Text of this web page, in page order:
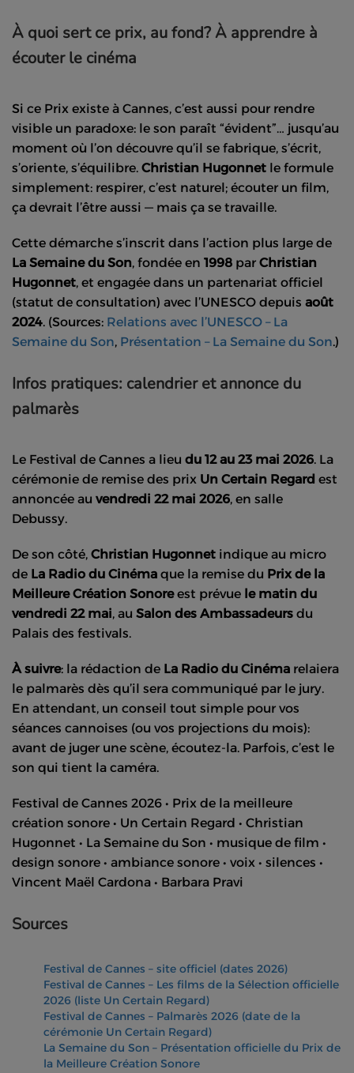
À quoi sert ce prix, au fond? À apprendre à
écouter le cinéma
Si ce Prix existe à Cannes, c’est aussi pour rendre
visible un paradoxe: le son paraît “évident”… jusqu’au
moment où l’on découvre qu’il se fabrique, s’écrit,
s’oriente, s’équilibre. Christian Hugonnet le formule
simplement: respirer, c’est naturel; écouter un film,
ça devrait l’être aussi — mais ça se travaille.
Cette démarche s’inscrit dans l’action plus large de
La Semaine du Son, fondée en 1998 par Christian
Hugonnet, et engagée dans un partenariat officiel
(statut de consultation) avec l’UNESCO depuis août
2024. (Sources: Relations avec l’UNESCO – La
Semaine du Son, Présentation – La Semaine du Son.)
Infos pratiques: calendrier et annonce du
palmarès
Le Festival de Cannes a lieu du 12 au 23 mai 2026. La
cérémonie de remise des prix Un Certain Regard est
annoncée au vendredi 22 mai 2026, en salle
Debussy.
De son côté, Christian Hugonnet indique au micro
de La Radio du Cinéma que la remise du Prix de la
Meilleure Création Sonoreest prévue le matin du
vendredi 22 mai, au Salon des Ambassadeurs du
Palais des festivals.
À suivre: la rédaction de La Radio du Cinéma relaiera
le palmarès dès qu’il sera communiqué par le jury.
En attendant, un conseil tout simple pour vos
séances cannoises (ou vos projections du mois):
avant de juger une scène, écoutez-la. Parfois, c’est le
son qui tient la caméra.
Festival de Cannes 2026 • Prix de la meilleure
création sonore • Un Certain Regard • Christian
Hugonnet • La Semaine du Son • musique de film •
design sonore • ambiance sonore • voix • silences •
Vincent Maël Cardona • Barbara Pravi
Sources
Festival de Cannes – site officiel (dates 2026)
Festival de Cannes – Les films de la Sélection officielle
2026 (liste Un Certain Regard)
Festival de Cannes – Palmarès 2026 (date de la
cérémonie Un Certain Regard)
La Semaine du Son – Présentation officielle du Prix de
la Meilleure Création Sonore